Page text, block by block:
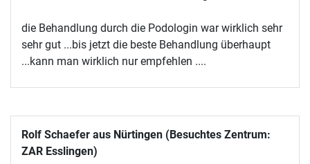
die Behandlung durch die Podologin war wirklich sehr
sehr gut ...bis jetzt die beste Behandlung überhaupt
...kann man wirklich nur empfehlen ....
Rolf Schaefer aus Nürtingen (Besuchtes Zentrum:
ZAR Esslingen)